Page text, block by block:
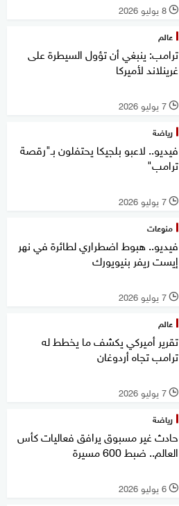
l 8 يوليو 2026
عالم
ترامب: ينبغي أن تؤول السيطرة على
غرينلاند لأميركا
l 7 يوليو 2026
رياضة
فيديو.. لاعبو بلجيكا يحتفلون بـ"رقصة
ترامب"
l 7 يوليو 2026
منوعات
فيديو.. هبوط اضطراري لطائرة في نهر
إيست ريفر بنيويورك
l 7 يوليو 2026
عالم
تقرير أميركي يكشف ما يخطط له
ترامب تجاه أردوغان
l 7 يوليو 2026
رياضة
حادث غير مسبوق يرافق فعاليات كأس
العالم.. ضبط 600 مسيرة
l 6 يوليو 2026